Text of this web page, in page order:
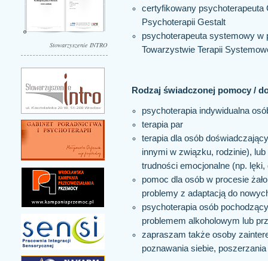
Stowarzyszenie INTRO
certyfikowany psychoterapeuta
Psychoterapii Gestalt
psychoterapeuta systemowy w
Towarzystwie Terapii
Rodzaj świadczonej pomocy /
psychoterapia indywidualna
terapia par
terapia dla osób
innymi w związku, rodzinie),
trudności emocjonalne (np. lęki,
pomoc dla osób w procesie
problemy z adaptacją do
psychoterapia osób
problemem alkoholowym lub
zapraszam także osoby
poznawania siebie,